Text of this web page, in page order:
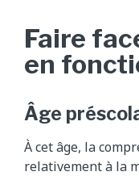
Faire
en
Âge
À cet âge, la
relativement à la